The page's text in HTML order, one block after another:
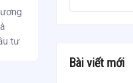
tư
Bài viết mới